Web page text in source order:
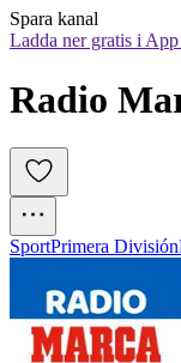
Spara kanal
Ladda ner gratis i
Radio
SportPrimera División